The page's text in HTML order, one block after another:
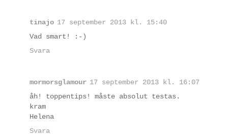
tinajo 17 september 2013 kl. 15:40
Vad smart! :-)
Svara
mormorsglamour 17 september 2013 kl. 16:07
åh! toppentips! måste absolut testas.
kram
Helena
Svara